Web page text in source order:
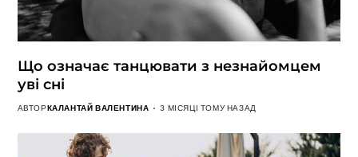
Що означає танцювати з незнайомцем
уві сні
АВТОРКАЛАНТАЙ ВАЛЕНТИНА 3 МІСЯЦІ ТОМУ НАЗАД